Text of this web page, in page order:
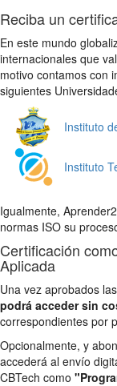
Reciba un
En este mundo
internacionales que
motivo contamos con
siguientes
Instituto
Instituto
Igualmente,
normas ISO su
Certificación
Aplicada
Una vez aprobados
podrá acceder sin
correspondientes por
Opcionalmente, y
accederá al envío
CBTech como